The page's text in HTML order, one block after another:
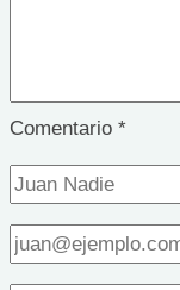
Comentario *